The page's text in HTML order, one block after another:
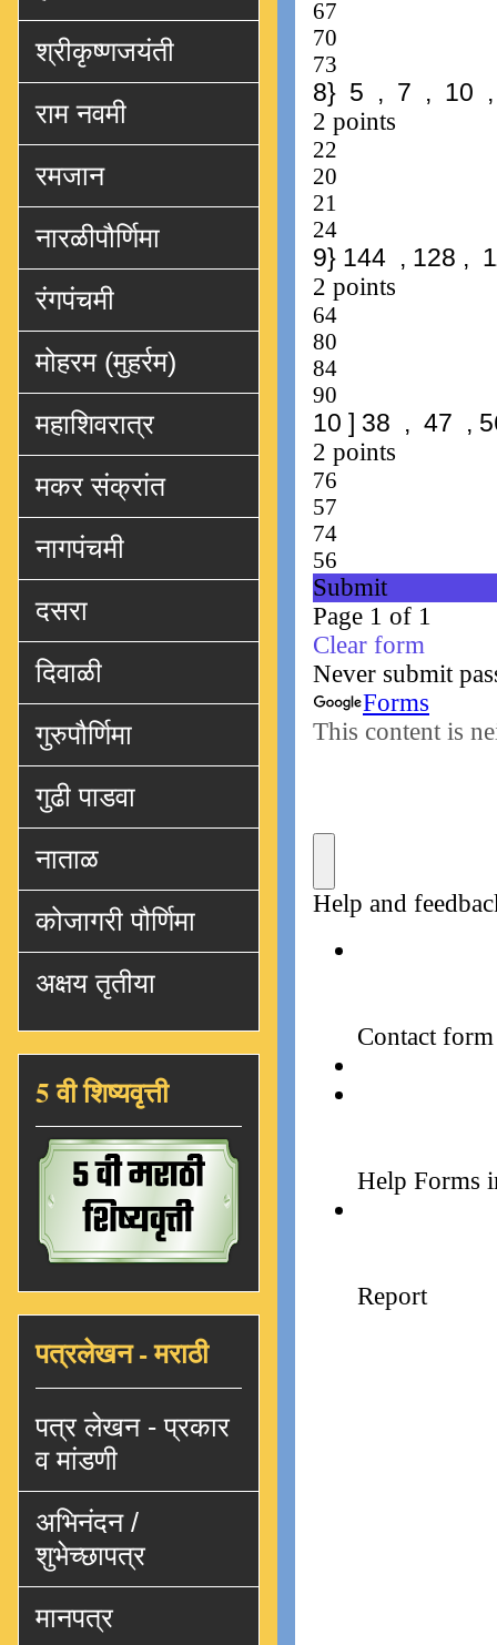
श्रीकृष्णजयंती
राम नवमी
रमजान
नारळीपौर्णिमा
रंगपंचमी
मोहरम (मुहर्रम)
महाशिवरात्र
मकर संक्रांत
नागपंचमी
दसरा
दिवाळी
गुरुपौर्णिमा
गुढी पाडवा
नाताळ
कोजागरी पौर्णिमा
अक्षय तृतीया
5 वी शिष्यवृत्ती
पत्रलेखन - मराठी
पत्र लेखन - प्रकार
व मांडणी
अभिनंदन /
शुभेच्छापत्र
मानपत्र